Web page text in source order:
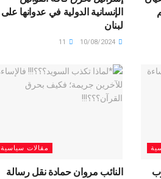
الإنسانية الدولية في عدوانها على
لبنان
مقالات سياسية
النائب مروان حمادة نقل رسالة